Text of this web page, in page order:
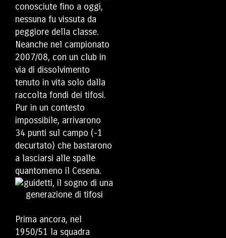
conosciute fino a oggi,
nessuna fu vissuta da
peggiore della classe.
Neanche nel campionato
2007/08, con un club in
via di dissolvimento
tenuto in vita solo dalla
raccolta fondi dei tifosi.
Pur in un contesto
impossibile, arrivarono
34 punti sul campo (-1
decurtato) che bastarono
a lasciarsi alle spalle
quantomeno il Cesena.
Prima ancora, nel
1950/51 la squadra